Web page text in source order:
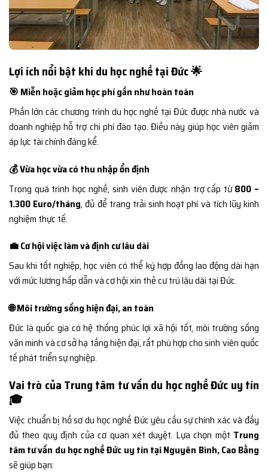
Lợi ích nổi bật khi du học nghề tại Đức 🌟
🎯 Miễn hoặc giảm học phí gần như hoàn toàn
Phần lớn các chương trình du học nghề tại Đức được nhà nước và
doanh nghiệp hỗ trợ chi phí đào tạo. Điều này giúp học viên giảm
áp lực tài chính đáng kể.
💰 Vừa học vừa có thu nhập ổn định
Trong quá trình học nghề, sinh viên được nhận trợ cấp từ800 –
1.300 Euro/tháng, đủ để trang trải sinh hoạt phí và tích lũy kinh
nghiệm thực tế.
💼 Cơ hội việc làm và định cư lâu dài
Sau khi tốt nghiệp, học viên có thể ký hợp đồng lao động dài hạn
với mức lương hấp dẫn và cơ hội xin thẻ cư trú lâu dài tại Đức.
🌐 Môi trường sống hiện đại, an toàn
Đức là quốc gia có hệ thống phúc lợi xã hội tốt, môi trường sống
văn minh và cơ sở hạ tầng hiện đại, rất phù hợp cho sinh viên quốc
tế phát triển sự nghiệp.
Vai trò của Trung tâm tư vấn du học nghề Đức uy tín
🎓
Việc chuẩn bị hồ sơ du học nghề Đức yêu cầu sự chính xác và đầy
đủ theo quy định của cơ quan xét duyệt. Lựa chọn một Trung
tâm tư vấn du học nghề Đức uy tín tại Nguyên Bình, Cao Bằng
sẽ giúp bạn: